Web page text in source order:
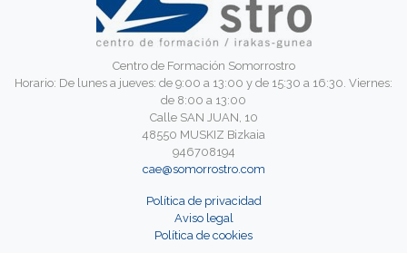
Centro de Formación Somorrostro
Horario: De lunes a jueves: de 9:00 a 13:00 y de 15:30 a 16:30. Viernes:
de 8:00 a 13:00
Calle SAN JUAN, 10
48550 MUSKIZ Bizkaia
946708194
cae@somorrostro.com
Política de privacidad
Aviso legal
Política de cookies